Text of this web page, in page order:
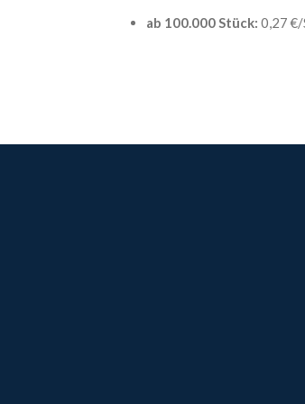
ab 100.000 Stück: 0,27 €/